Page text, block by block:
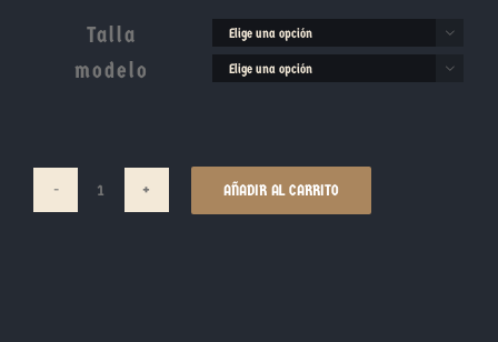
Talla 
modelo 
Peix
AÑADIR AL CARRITO